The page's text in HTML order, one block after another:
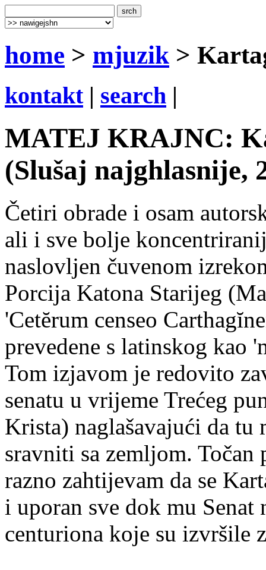
home > mjuzik >
kontakt| search |
MATEJ KRAJNC:
(Slušaj najghlasnije,
Četiri obrade i osam
ali i sve bolje
naslovljen čuvenom
Porcija Katona Starijeg
'Cetĕrum censeo
prevedene s latinskog kao
Tom izjavom je redovito
senatu u vrijeme Trećeg
Krista) naglašavajući da tu
sravniti sa zemljom.
razno zahtijevam da se
i uporan sve dok mu
centuriona koje su izvršile